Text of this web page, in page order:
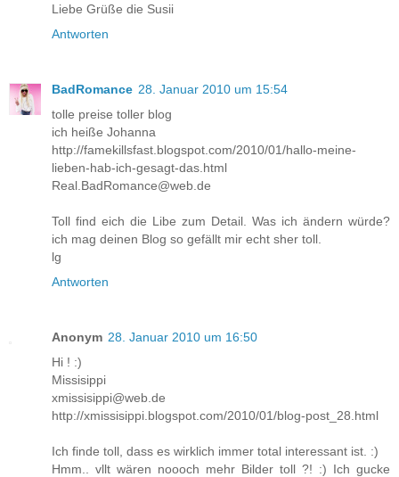
Liebe Grüße die Susii
Antworten
BadRomance 28. Januar 2010 um 15:54
tolle preise toller blog
ich heiße Johanna
http://famekillsfast.blogspot.com/2010/01/hallo-meine-
lieben-hab-ich-gesagt-das.html
Real.BadRomance@web.de
Toll find eich die Libe zum Detail. Was ich ändern würde?
ich mag deinen Blog so gefällt mir echt sher toll.
lg
Antworten
Anonym 28. Januar 2010 um 16:50
Hi ! :)
Missisippi
xmissisippi@web.de
http://xmissisippi.blogspot.com/2010/01/blog-post_28.html
Ich finde toll, dass es wirklich immer total interessant ist. :)
Hmm.. vllt wären noooch mehr Bilder toll ?! :) Ich gucke